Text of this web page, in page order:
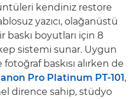
kendiniz restore
yazıcı, olağanüstü
boyutları için 8
sistemi sunar. Uygun
fotoğraf baskısı alırken de
Pro Platinum PT-101,
dirence sahip, stüdyo